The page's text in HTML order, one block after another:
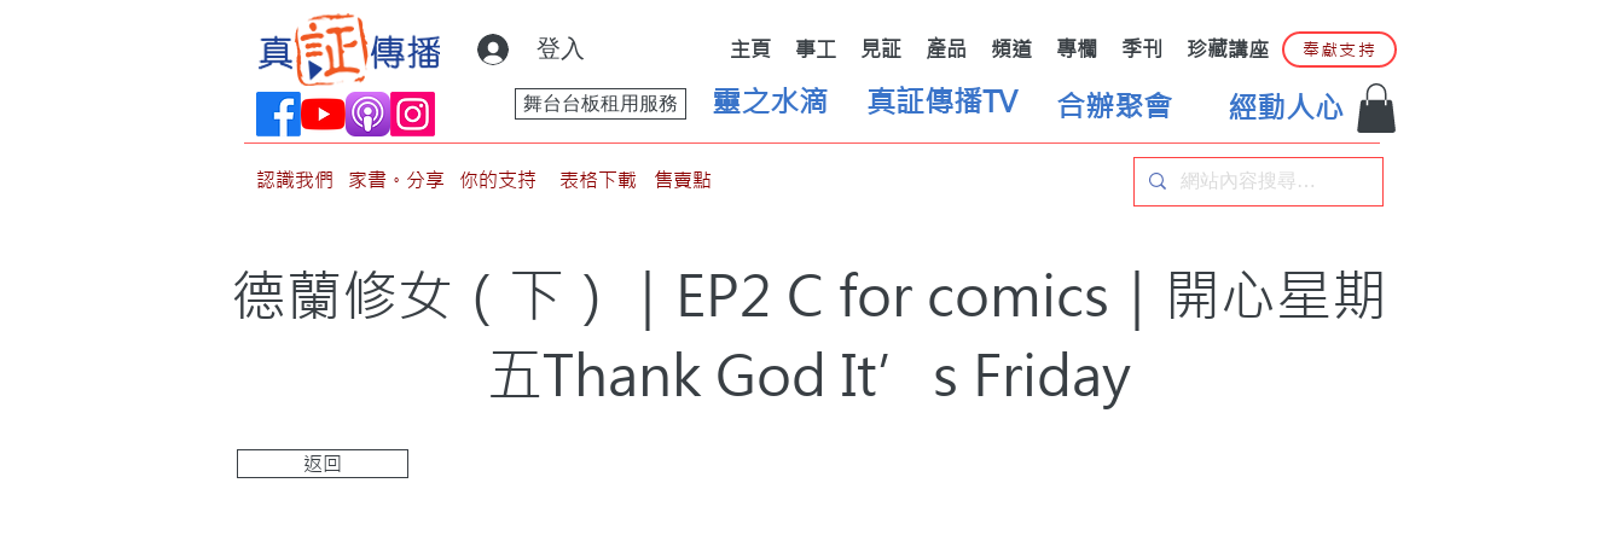
登入 主頁 事工 見証 產品 頻道 專欄 季刊 珍藏講座 奉獻支持
靈之水滴
舞台台板租用服務 真証傳播TV 合辦聚會 經動人心
認識我們 家書。分享 你的支持 表格下載 售賣點
德蘭修女（下）｜EP2 C for comics｜開心星期
五Thank God It’s Friday
返回